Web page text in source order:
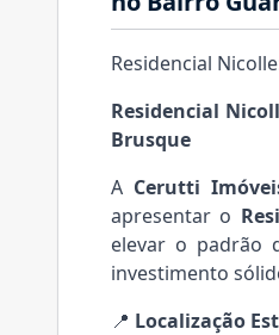
Residencial
Residencial
Brusque
A Cerutti
apresentar o
elevar o padrão
investimento
📍 Localização